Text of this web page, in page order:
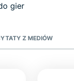
gier
Z MEDIÓW